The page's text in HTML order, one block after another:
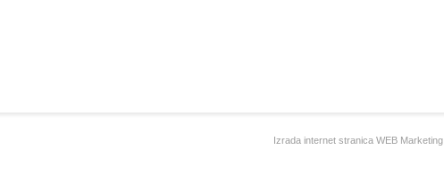
Izrada internet stranica WEB Marketing